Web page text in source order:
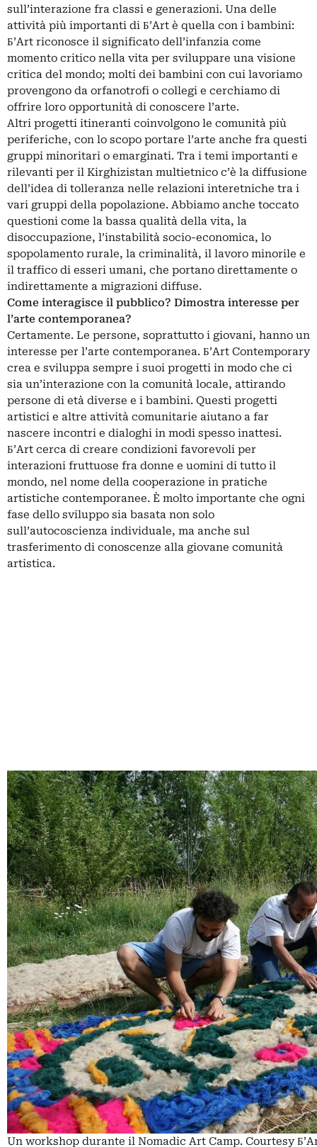
sull’interazione fra classi e generazioni. Una delle
attività più importanti di Б’Art è quella con i bambini:
Б’Art riconosce il significato dell’infanzia come
momento critico nella vita per sviluppare una visione
critica del mondo; molti dei bambini con cui lavoriamo
provengono da orfanotrofi o collegi e cerchiamo di
offrire loro opportunità di conoscere l’arte.
Altri progetti itineranti coinvolgono le comunità più
periferiche, con lo scopo portare l’arte anche fra questi
gruppi minoritari o emarginati. Tra i temi importanti e
rilevanti per il Kirghizistan multietnico c’è la diffusione
dell’idea di tolleranza nelle relazioni interetniche tra i
vari gruppi della popolazione. Abbiamo anche toccato
questioni come la bassa qualità della vita, la
disoccupazione, l’instabilità socio-economica, lo
spopolamento rurale, la criminalità, il lavoro minorile e
il traffico di esseri umani, che portano direttamente o
indirettamente a migrazioni diffuse.
Come interagisce il pubblico? Dimostra interesse per
l’arte contemporanea?
Certamente. Le persone, soprattutto i giovani, hanno un
interesse per l’arte contemporanea. Б’Art Contemporary
crea e sviluppa sempre i suoi progetti in modo che ci
sia un’interazione con la comunità locale, attirando
persone di età diverse e i bambini. Questi progetti
artistici e altre attività comunitarie aiutano a far
nascere incontri e dialoghi in modi spesso inattesi.
Б’Art cerca di creare condizioni favorevoli per
interazioni fruttuose fra donne e uomini di tutto il
mondo, nel nome della cooperazione in pratiche
artistiche contemporanee. È molto importante che ogni
fase dello sviluppo sia basata non solo
sull’autocoscienza individuale, ma anche sul
trasferimento di conoscenze alla giovane comunità
artistica.
Un workshop durante il Nomadic Art Camp. Courtesy